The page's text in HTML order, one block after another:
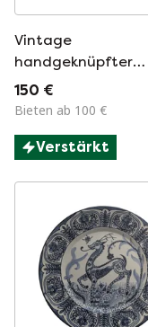
Vintage
handgeknüpfter
Smyrna-
Wandbehang –
150 €
Bieten ab 100 €
Verstärkt